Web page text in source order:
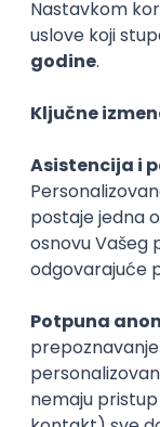
Trenutno
Senior
Android/
Qonto
Remote
29.08.2026.